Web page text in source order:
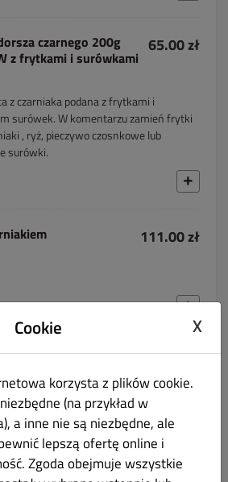
czarnego 200g
z frytkami i surówkami
65.00 zł
z czarniaka podana z frytkami i
surówek. W komentarzu zamień frytki
, ryż, pieczywo czosnkowe lub
surówki.
111.00 zł
Cookie X
korzysta z plików cookie.
(na przykład w
a inne nie są niezbędne, ale
lepszą ofertę online i
Zgoda obejmuje wszystkie